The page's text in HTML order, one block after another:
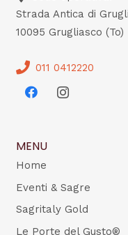
Strada Antica di
10095 Grugliasco (To)
011 0412220
MENU
Home
Eventi & Sagre
Sagritaly Gold
Le Porte del Gusto®